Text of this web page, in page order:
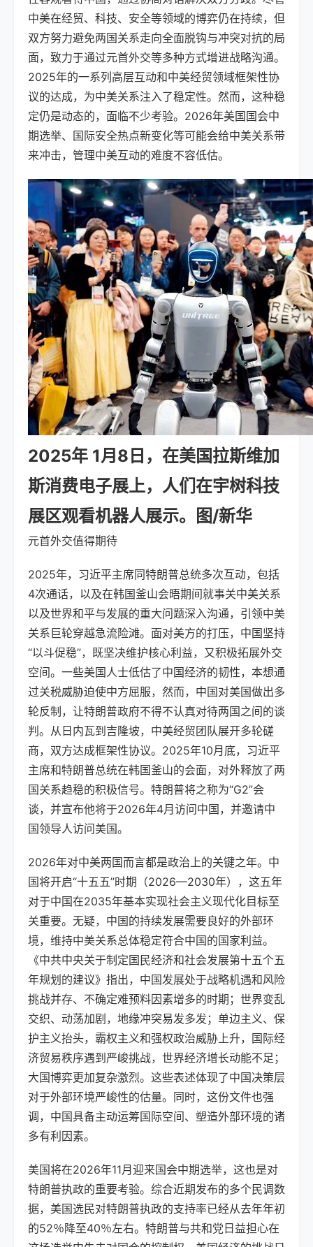
中美在经贸、科技、安全等领域的博弈仍在持续，但
双方努力避免两国关系走向全面脱钩与冲突对抗的局
面，致力于通过元首外交等多种方式增进战略沟通。
2025年的一系列高层互动和中美经贸领域框架性协
议的达成，为中美关系注入了稳定性。然而，这种稳
定仍是动态的，面临不少考验。2026年美国国会中
期选举、国际安全热点新变化等可能会给中美关系带
来冲击，管理中美互动的难度不容低估。
2025年 1月8日，在美国拉斯维加
斯消费电子展上，人们在宇树科技
展区观看机器人展示。图/新华
元首外交值得期待
2025年，习近平主席同特朗普总统多次互动，包括
4次通话，以及在韩国釜山会晤期间就事关中美关系
以及世界和平与发展的重大问题深入沟通，引领中美
关系巨轮穿越急流险滩。面对美方的打压，中国坚持
“以斗促稳”，既坚决维护核心利益，又积极拓展外交
空间。一些美国人士低估了中国经济的韧性，本想通
过关税威胁迫使中方屈服，然而，中国对美国做出多
轮反制，让特朗普政府不得不认真对待两国之间的谈
判。从日内瓦到吉隆坡，中美经贸团队展开多轮磋
商，双方达成框架性协议。2025年10月底，习近平
主席和特朗普总统在韩国釜山的会面，对外释放了两
国关系趋稳的积极信号。特朗普将之称为“G2”会
谈，并宣布他将于2026年4月访问中国，并邀请中
国领导人访问美国。
2026年对中美两国而言都是政治上的关键之年。中
国将开启“十五五”时期（2026—2030年），这五年
对于中国在2035年基本实现社会主义现代化目标至
关重要。无疑，中国的持续发展需要良好的外部环
境，维持中美关系总体稳定符合中国的国家利益。
《中共中央关于制定国民经济和社会发展第十五个五
年规划的建议》指出，中国发展处于战略机遇和风险
挑战并存、不确定难预料因素增多的时期；世界变乱
交织、动荡加剧，地缘冲突易发多发；单边主义、保
护主义抬头，霸权主义和强权政治威胁上升，国际经
济贸易秩序遇到严峻挑战，世界经济增长动能不足；
大国博弈更加复杂激烈。这些表述体现了中国决策层
对于外部环境严峻性的估量。同时，这份文件也强
调，中国具备主动运筹国际空间、塑造外部环境的诸
多有利因素。
美国将在2026年11月迎来国会中期选举，这也是对
特朗普执政的重要考验。综合近期发布的多个民调数
据，美国选民对特朗普执政的支持率已经从去年年初
的52％降至40％左右。特朗普与共和党日益担心在